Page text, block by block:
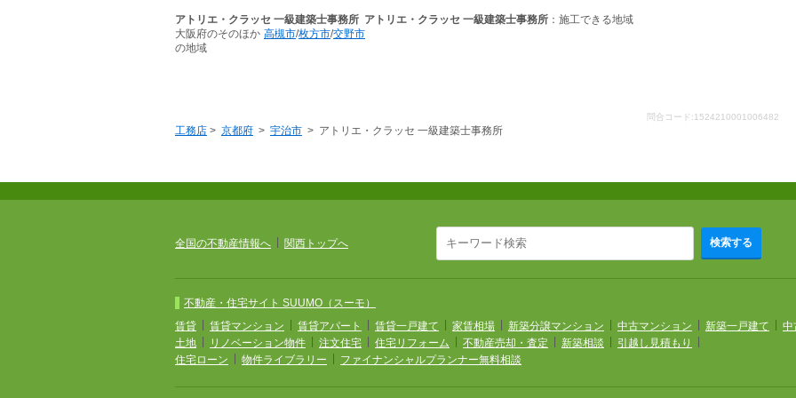
アトリエ・クラッセ 一級建築士事務所 アトリエ・クラッセ 一級建築士事務所 ：施工できる地域
大阪府のそのほか
の地域
高槻市/枚方市/交野市
問合コード:1524210001006482
工務店 > 京都府 > 宇治市 > アトリエ・クラッセ 一級建築士事務所
全国の不動産情報へ 関西トップへ 検索する
不動産・住宅サイト SUUMO（スーモ）
賃貸
賃貸マンション 賃貸アパート 賃貸一戸建て 家賃相場 新築分譲マンション 中古マンション 新築一戸建て 中
土地
リノベーション物件 注文住宅 住宅リフォーム 不動産売却・査定 新築相談 引越し見積もり
住宅ローン
物件ライブラリー ファイナンシャルプランナー無料相談